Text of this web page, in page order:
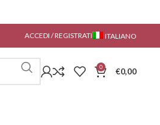
ACCEDI / REGISTRATI ITALIANO
0 €0,00